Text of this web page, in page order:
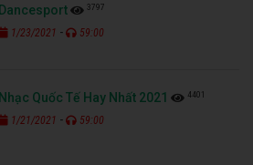
Dancesport
3797
1/23/2021 - 59:00
Nhạc Quốc Tế Hay Nhất 2021 4401
1/21/2021 - 59:00